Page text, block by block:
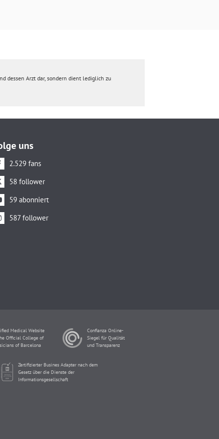
dessen Arzt dar, sondern dient lediglich zu
uns
2.529 fans
58 follower
59 abonniert
587 follower
Medical Website
Official College of
of Barcelona
Confianza Online-
Siegel für Qualität
und Transparenz
Zertifizierter Busines Adapter nach dem
Gesetz über die Dienste der
Informationsgesellschaft